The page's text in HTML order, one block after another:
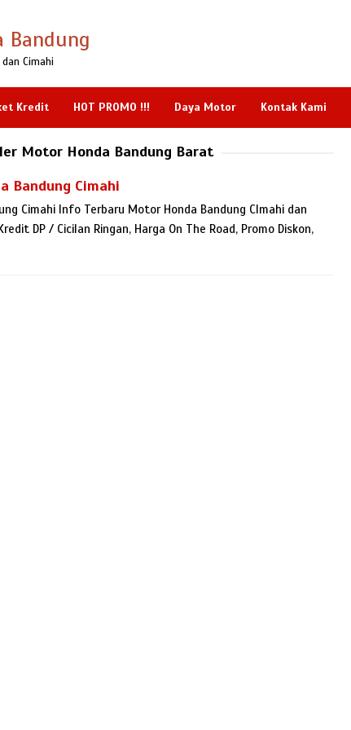
Bandung
Cimahi
Kredit HOT PROMO !!! Daya Motor Kontak Kami
Motor Honda Bandung Barat
Bandung Cimahi
Cimahi Info Terbaru Motor Honda Bandung CImahi dan
DP / Cicilan Ringan, Harga On The Road, Promo Diskon,